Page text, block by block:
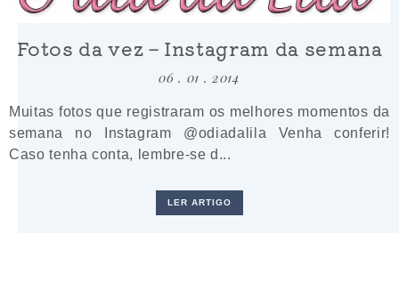
Fotos da vez – Instagram da semana
06 . 01 . 2014
Muitas fotos que registraram os melhores momentos da
semana no Instagram @odiadalila Venha conferir!
Caso tenha conta, lembre-se d...
LER ARTIGO